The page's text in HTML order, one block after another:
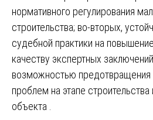
нормативного регулирования
строительства; во-вторых,
судебной практики на
качеству экспертных
возможностью предотвращения
проблем на этапе
объекта